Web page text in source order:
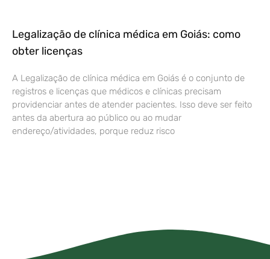
Legalização de clínica médica em Goiás: como
obter licenças
A Legalização de clínica médica em Goiás é o conjunto de
registros e licenças que médicos e clínicas precisam
providenciar antes de atender pacientes. Isso deve ser feito
antes da abertura ao público ou ao mudar
endereço/atividades, porque reduz risco